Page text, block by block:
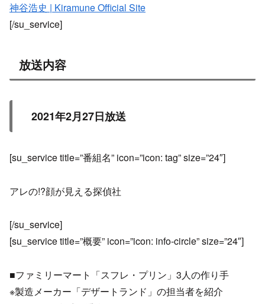
神谷浩史 | Kiramune Official Site
[/su_service]
放送内容
2021年2月27日放送
[su_service title=”番組名” icon=”icon: tag” size=”24″]
アレの!?顔が見える探偵社
[/su_service]
[su_service title=”概要” icon=”icon: info-circle” size=”24″]
■ファミリーマート「スフレ・プリン」3人の作り手
※製造メーカー「デザートランド」の担当者を紹介